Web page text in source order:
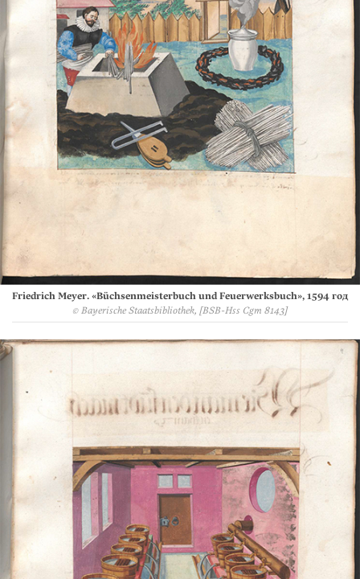
Friedrich Meyer. «Büchsenmeisterbuch und Feuerwerksbuch», 1594 год
© Bayerische Staatsbibliothek, [BSB-Hss Cgm 8143]